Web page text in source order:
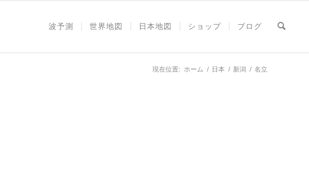
波予測 世界地図 日本地図 ショップ ブログ
現在位置: ホーム / 日本 / 新潟 / 名立